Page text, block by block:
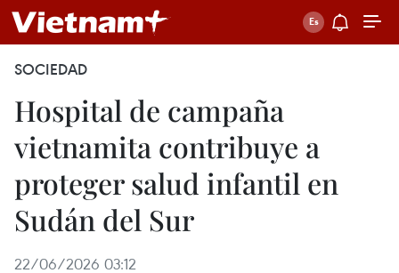
SOCIEDAD
Hospital de campaña
vietnamita contribuye a
proteger salud infantil en
Sudán del Sur
22/06/2026 03:12